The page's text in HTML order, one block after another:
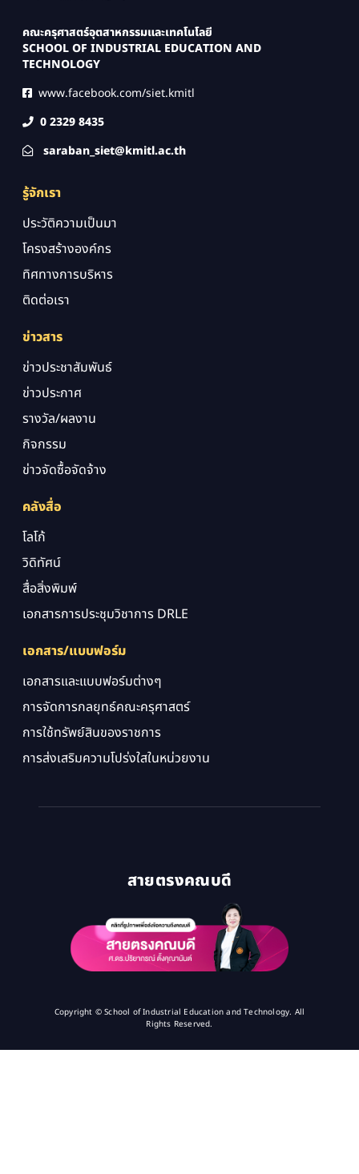
คณะครุศาสตร์อุตสาหกรรมและเทคโนโลยี
SCHOOL OF INDUSTRIAL EDUCATION AND
TECHNOLOGY
www.facebook.com/siet.kmitl
0 2329 8435
saraban_siet@kmitl.ac.th
รู้จักเรา
ประวัติความเป็นมา
โครงสร้างองค์กร
ทิศทางการบริหาร
ติดต่อเรา
ข่าวสาร
ข่าวประชาสัมพันธ์
ข่าวประกาศ
รางวัล/ผลงาน
กิจกรรม
ข่าวจัดซื้อจัดจ้าง
คลังสื่อ
โลโก้
วิดิทัศน์
สื่อสิ่งพิมพ์
เอกสารการประชุมวิชาการ DRLE
เอกสาร/แบบฟอร์ม
เอกสารและแบบฟอร์มต่างๆ
การจัดการกลยุทธ์คณะครุศาสตร์
การใช้ทรัพย์สินของราชการ
การส่งเสริมความโปร่งใสในหน่วยงาน
สายตรงคณบดี
Copyright © School of Industrial Education and Technology. All
Rights Reserved.